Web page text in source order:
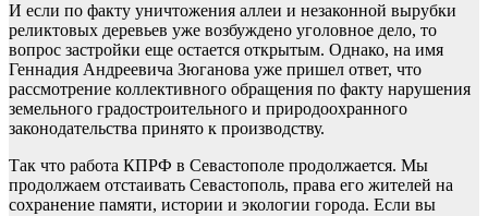
И если по факту уничтожения аллеи и незаконной вырубки
реликтовых деревьев уже возбуждено уголовное дело, то
вопрос застройки еще остается открытым. Однако, на имя
Геннадия Андреевича Зюганова уже пришел ответ, что
рассмотрение коллективного обращения по факту нарушения
земельного градостроительного и природоохранного
законодательства принято к производству.
Так что работа КПРФ в Севастополе продолжается. Мы
продолжаем отстаивать Севастополь, права его жителей на
сохранение памяти, истории и экологии города. Если вы